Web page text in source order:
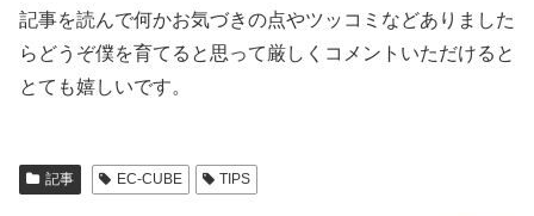
記事を読んで何かお気づきの点やツッコミなどありました
らどうぞ僕を育てると思って厳しくコメントいただけると
とても嬉しいです。
記事 EC-CUBE TIPS